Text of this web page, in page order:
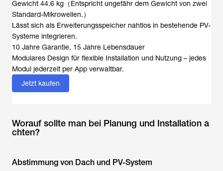
Gewicht 44.6 kg（Entspricht ungefähr dem Gewicht von zwei
Standard-Mikrowellen.）
Lässt sich als Erweiterungsspeicher nahtlos in bestehende PV-
Systeme integrieren.
10 Jahre Garantie, 15 Jahre Lebensdauer
Modulares Design für flexible Installation und Nutzung – jedes
Modul jederzeit per App verwaltbar.
Jetzt kaufen
Worauf sollte man bei Planung und Installation a
chten?
Abstimmung von Dach und PV-System